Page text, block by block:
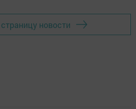
новости